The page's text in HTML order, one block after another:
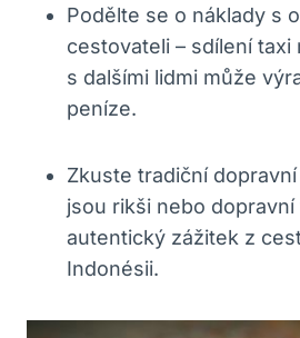
Podělte se o náklady s
cestovateli – sdílení taxi
s dalšími lidmi může
peníze.
Zkuste tradiční
jsou rikši nebo
autentický zážitek z
Indonésii.